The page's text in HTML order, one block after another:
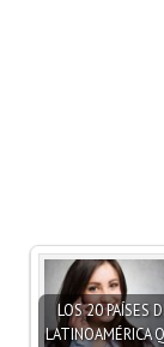
LOS 20 PAÍSES
LATINOAMÉRICA